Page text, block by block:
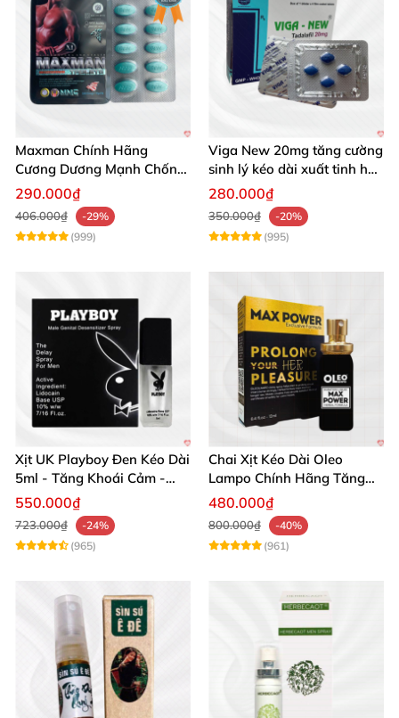
Maxman Chính Hãng
Cương Dương Mạnh Chống
Xuất Tinh Sớm Hộp 10
290.000₫
406.000₫
-29%
(999)
Viga New 20mg tăng cường
sinh lý kéo dài xuất tinh hộp
4 viên
280.000₫
350.000₫
-20%
(995)
Xịt UK Playboy Đen Kéo Dài
5ml - Tăng Khoái Cảm -
Đặt Ngay
550.000₫
723.000₫
-24%
(965)
Chai Xịt Kéo Dài Oleo
Lampo Chính Hãng Tăng
Cường Sức Mạnh Nam
480.000₫
800.000₫
-40%
(961)